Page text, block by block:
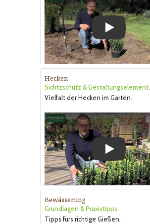
Play
Hecken
Sichtzschutz & Gestaltungselement.
Vielfalt der Hecken im Garten.
Play
Bewässerung
Grundlagen & Praxistipps.
Tipps fürs richtige Gießen.